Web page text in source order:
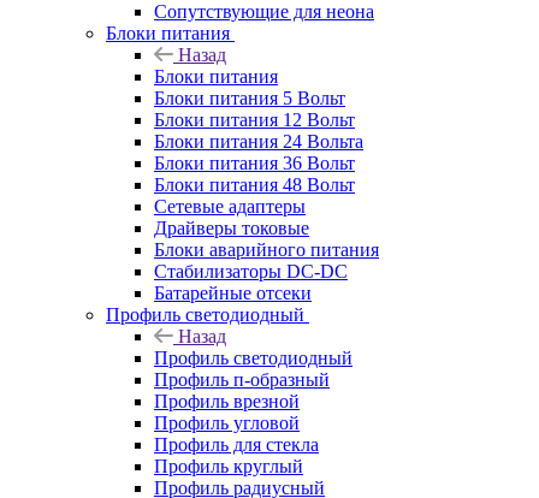
Сопутствующие для неона
Блоки питания
Назад
Блоки питания
Блоки питания 5 Вольт
Блоки питания 12 Вольт
Блоки питания 24 Вольта
Блоки питания 36 Вольт
Блоки питания 48 Вольт
Сетевые адаптеры
Драйверы токовые
Блоки аварийного питания
Стабилизаторы DC-DC
Батарейные отсеки
Профиль светодиодный
Назад
Профиль светодиодный
Профиль п-образный
Профиль врезной
Профиль угловой
Профиль для стекла
Профиль круглый
Профиль радиусный